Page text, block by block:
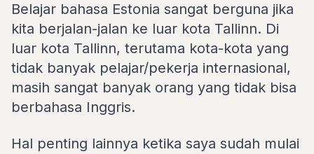
Belajar bahasa Estonia sangat berguna jika
kita berjalan-jalan ke luar kota Tallinn. Di
luar kota Tallinn, terutama kota-kota yang
tidak banyak pelajar/pekerja internasional,
masih sangat banyak orang yang tidak bisa
berbahasa Inggris.
Hal penting lainnya ketika saya sudah mulai